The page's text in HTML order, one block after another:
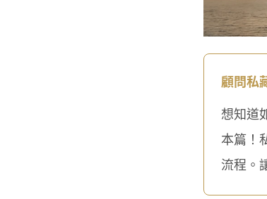
顧問私
想知道
本篇！
流程。